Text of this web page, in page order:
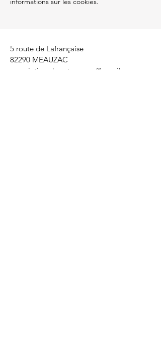
5 route de Lafrançaise
82290 MEAUZAC
association.desartssonnes@gmail.com